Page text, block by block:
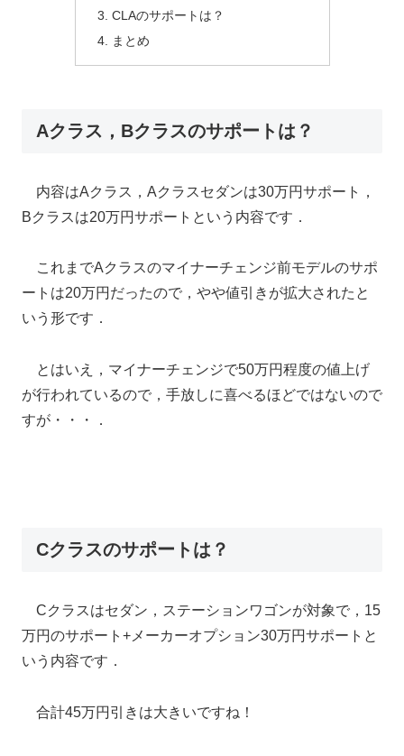
CLAのサポートは？
まとめ
Aクラス，Bクラスのサポートは？
内容はAクラス，Aクラスセダンは30万円サポート，
Bクラスは20万円サポートという内容です．
これまでAクラスのマイナーチェンジ前モデルのサポ
ートは20万円だったので，やや値引きが拡大されたと
いう形です．
とはいえ，マイナーチェンジで50万円程度の値上げ
が行われているので，手放しに喜べるほどではないので
すが・・・．
Cクラスのサポートは？
Cクラスはセダン，ステーションワゴンが対象で，15
万円のサポート+メーカーオプション30万円サポートと
いう内容です．
合計45万円引きは大きいですね！